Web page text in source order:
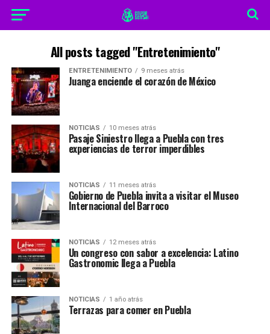
All posts tagged "Entretenimiento"
ENTRETENIMIENTO 9 meses atrás
Juanga enciende el corazón de México
NOTICIAS 10 meses atrás
Pasaje Siniestro llega a Puebla con tres
experiencias de terror imperdibles
NOTICIAS 11 meses atrás
Gobierno de Puebla invita a visitar el Museo
Internacional del Barroco
NOTICIAS 12 meses atrás
Un congreso con sabor a excelencia: Latino
Gastronomic llega a Puebla
NOTICIAS 1 año atrás
Terrazas para comer en Puebla